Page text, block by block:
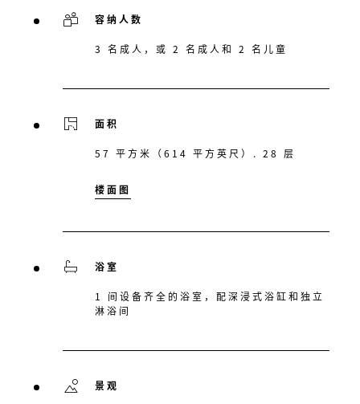
容纳人数
3 名成人，或 2 名成人和 2 名儿童
面积
57 平方米（614 平方英尺）. 28 层
楼面图
浴室
1 间设备齐全的浴室，配深浸式浴缸和独立
淋浴间
景观